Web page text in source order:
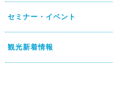
セミナー・イベント
観光新着情報